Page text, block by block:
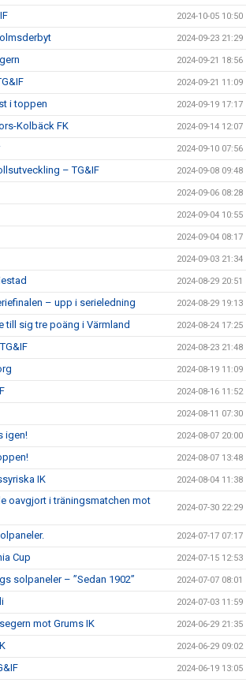
2024-10-05 10:50
2024-09-23 21:29
2024-09-21 18:56
2024-09-21 11:09
i toppen 2024-09-19 17:17
Kolbäck FK 2024-09-14 12:07
2024-09-10 07:56
– TG&IF 2024-09-08 09:48
2024-09-06 08:28
2024-09-04 10:55
2024-09-04 08:17
2024-09-03 21:34
2024-08-29 20:51
– upp i serieledning 2024-08-29 19:13
till sig tre poäng i Värmland 2024-08-24 17:25
2024-08-23 21:48
2024-08-19 11:09
2024-08-16 11:52
2024-08-11 07:30
igen! 2024-08-07 20:00
2024-08-07 13:48
IK 2024-08-04 11:38
oavgjort i träningsmatchen mot
2024-07-30 22:29
2024-07-17 07:17
Cup 2024-07-15 12:53
solpaneler – ”Sedan 1902” 2024-07-07 08:01
2024-07-03 11:59
mot Grums IK 2024-06-29 21:35
2024-06-29 09:02
2024-06-19 13:05